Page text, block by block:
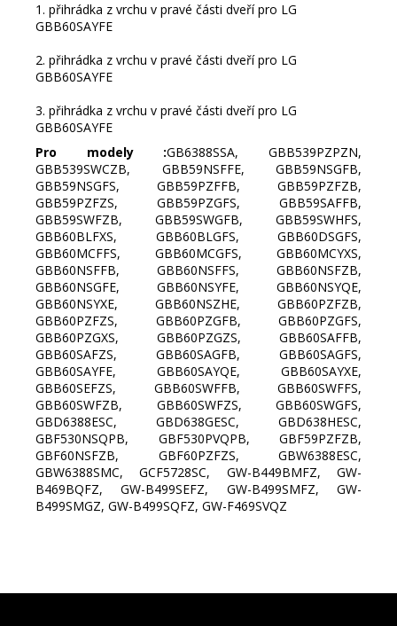
1. přihrádka z vrchu v pravé části dveří pro LG
GBB60SAYFE
2. přihrádka z vrchu v pravé části dveří pro LG
GBB60SAYFE
3. přihrádka z vrchu v pravé části dveří pro LG
GBB60SAYFE
Pro modely :GB6388SSA, GBB539PZPZN,
GBB539SWCZB, GBB59NSFFE, GBB59NSGFB,
GBB59NSGFS, GBB59PZFFB, GBB59PZFZB,
GBB59PZFZS, GBB59PZGFS, GBB59SAFFB,
GBB59SWFZB, GBB59SWGFB, GBB59SWHFS,
GBB60BLFXS, GBB60BLGFS, GBB60DSGFS,
GBB60MCFFS, GBB60MCGFS, GBB60MCYXS,
GBB60NSFFB, GBB60NSFFS, GBB60NSFZB,
GBB60NSGFE, GBB60NSYFE, GBB60NSYQE,
GBB60NSYXE, GBB60NSZHE, GBB60PZFZB,
GBB60PZFZS, GBB60PZGFB, GBB60PZGFS,
GBB60PZGXS, GBB60PZGZS, GBB60SAFFB,
GBB60SAFZS, GBB60SAGFB, GBB60SAGFS,
GBB60SAYFE, GBB60SAYQE, GBB60SAYXE,
GBB60SEFZS, GBB60SWFFB, GBB60SWFFS,
GBB60SWFZB, GBB60SWFZS, GBB60SWGFS,
GBD6388ESC, GBD638GESC, GBD638HESC,
GBF530NSQPB, GBF530PVQPB, GBF59PZFZB,
GBF60NSFZB, GBF60PZFZS, GBW6388ESC,
GBW6388SMC, GCF5728SC, GW-B449BMFZ, GW-
B469BQFZ, GW-B499SEFZ, GW-B499SMFZ, GW-
B499SMGZ, GW-B499SQFZ, GW-F469SVQZ